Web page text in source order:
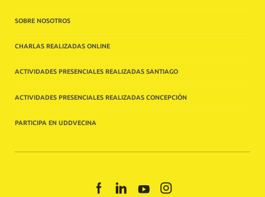
SOBRE NOSOTROS
CHARLAS REALIZADAS ONLINE
ACTIVIDADES PRESENCIALES REALIZADAS SANTIAGO
ACTIVIDADES PRESENCIALES REALIZADAS CONCEPCIÓN
PARTICIPA EN UDDVECINA
FACEBOOK
LINKEDIN
YOUTUBE
INSTAGRAM